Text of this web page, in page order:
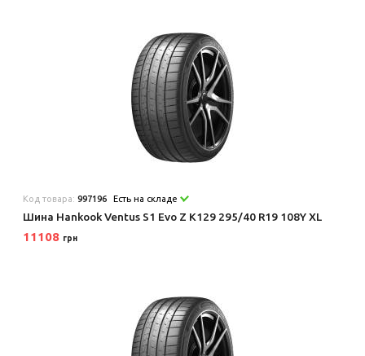
Код товара:997196 Есть на складе
Шина Hankook Ventus S1 Evo Z K129 295/40 R19 108Y XL
11108 грн